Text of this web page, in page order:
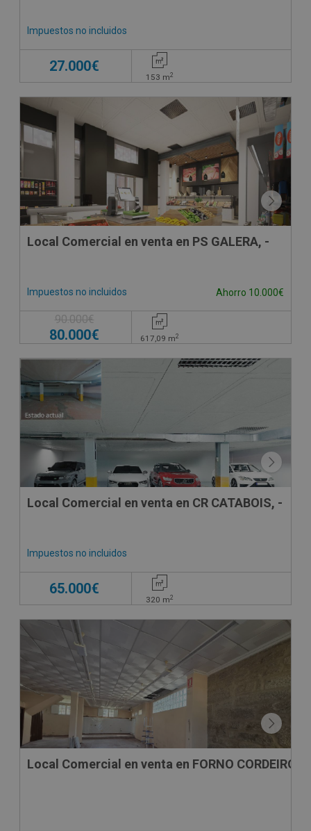
Impuestos no incluidos
27.000€
153 m2
DECO VIRTUAL
Local Comercial en venta en PS GALERA, -
Impuestos no incluidos Ahorro 10.000€
90.000€
80.000€ 617,09 m2
Local Comercial en venta en CR CATABOIS, -
Impuestos no incluidos
65.000€
320 m2
CONDICIONES ESPECIALES
Local Comercial en venta en FORNO CORDEIRO ,